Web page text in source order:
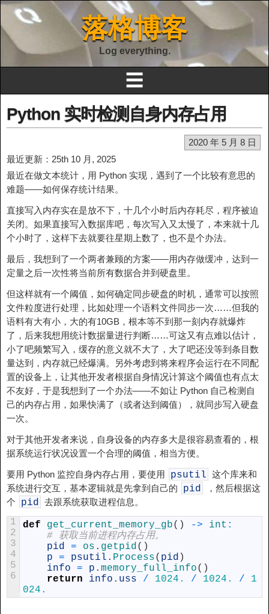
落格博客
Log everything.
☰
Python 实时检测自身内存占用
2020 年 5 月 8 日
最近更新：25th 10 月, 2025
最近在做文本统计，用 Python 实现，遇到了一个比较有意思的
难题——如何保存统计结果。
直接写入内存实在是放不下，十几个小时后内存耗尽，程序被迫
关闭。如果直接写入数据库吧，每次写入又太慢了，本来就十几
个小时了，这样下去就要往星期上数了，也不是个办法。
最后，我想到了一个两者兼顾的方案——用内存做缓冲，达到一
定量之后一次性将当前所有数据合并到硬盘里。
但这样就有一个阈值，如何确定同步硬盘的时机，通常可以按照
文件粒度进行处理，比如处理一个语料文件同步一次……但我的
语料有大有小，大的有10GB，根本等不到那一刻内存就爆炸
了，后来我想用统计数据量进行判断……可这又有点难以估计，
小了吧频繁写入，缓存的意义就不大了，大了吧还没等到条目数
量达到，内存就已经爆满。另外考虑到将来程序会运行在不同配
置的设备上，让其他开发者根据自身情况计算这个阈值也有点太
不友好，于是我想到了一个办法——不如让 Python 自己检测自
己的内存占用，如果快满了（或者达到阈值），就同步写入硬盘
一次。
对于其他开发者来说，自身设备的内存多大是很容易查看的，根
据系统运行状况设置一个合理的阈值，相当方便。
要用 Python 监控自身内存占用，要使用 psutil 这个库来和
系统进行交互，基本逻辑就是先拿到自己的
pid
，然后根据这
个
pid 去跟系统获取进程信息。
1
2
3
4
5
6
def get_current_memory_gb( ) -> int :
# 获取当前进程内存占用。
pid
= os . getpid( )
p
= psutil . Process( pid )
info
= p . memory_full_info( )
return
info . uss / 1024. / 1024. /
1
024.